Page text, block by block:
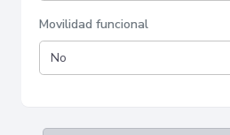
Movilidad funcional